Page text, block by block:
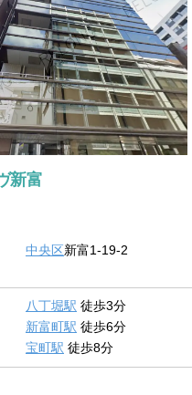
新富
中央区新富1-19-2
八丁堀駅 徒歩3分
新富町駅 徒歩6分
宝町駅 徒歩8分